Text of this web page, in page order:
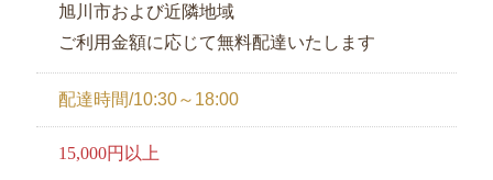
旭川市および近隣地域
ご利用金額に応じて無料配達いたします
配達時間/10:30～18:00
15,000円以上